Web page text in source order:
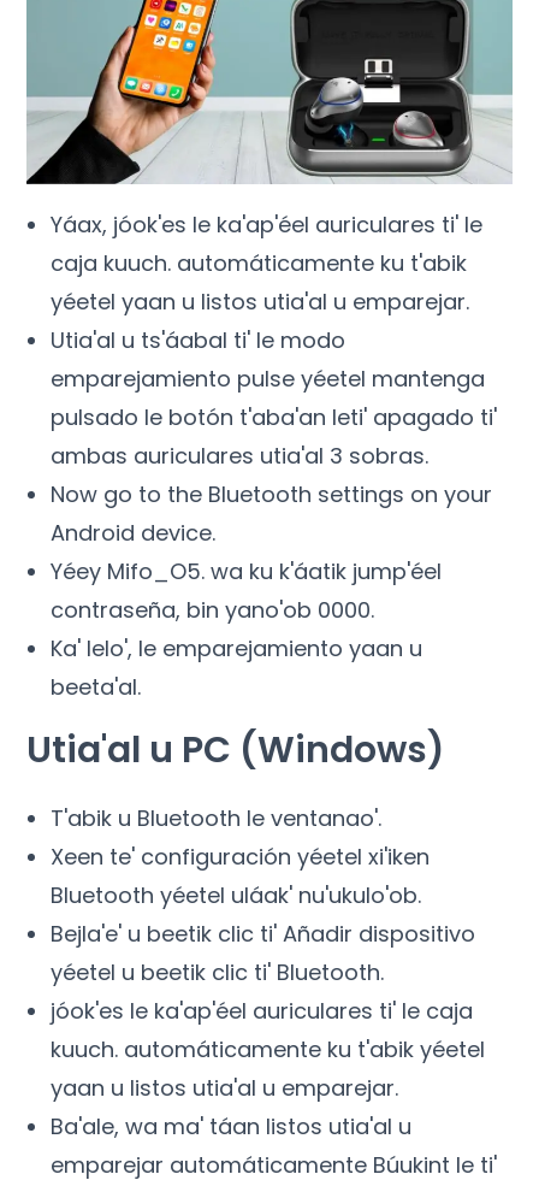
Yáax, jóok'es le ka'ap'éel auriculares ti' le
caja kuuch. automáticamente ku t'abik
yéetel yaan u listos utia'al u emparejar.
Utia'al u ts'áabal ti' le modo
emparejamiento pulse yéetel mantenga
pulsado le botón t'aba'an leti' apagado ti'
ambas auriculares utia'al 3 sobras.
Now go to the Bluetooth settings on your
Android device.
Yéey Mifo_O5. wa ku k'áatik jump'éel
contraseña, bin yano'ob 0000.
Ka' lelo', le emparejamiento yaan u
beeta'al.
Utia'al u PC (Windows)
T'abik u Bluetooth le ventanao'.
Xeen te' configuración yéetel xi'iken
Bluetooth yéetel uláak' nu'ukulo'ob.
Bejla'e' u beetik clic ti' Añadir dispositivo
yéetel u beetik clic ti' Bluetooth.
jóok'es le ka'ap'éel auriculares ti' le caja
kuuch. automáticamente ku t'abik yéetel
yaan u listos utia'al u emparejar.
Ba'ale, wa ma' táan listos utia'al u
emparejar automáticamente Búukint le ti'